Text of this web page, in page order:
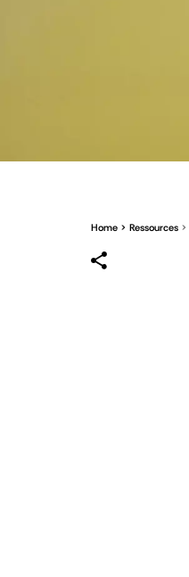
Home Ressources